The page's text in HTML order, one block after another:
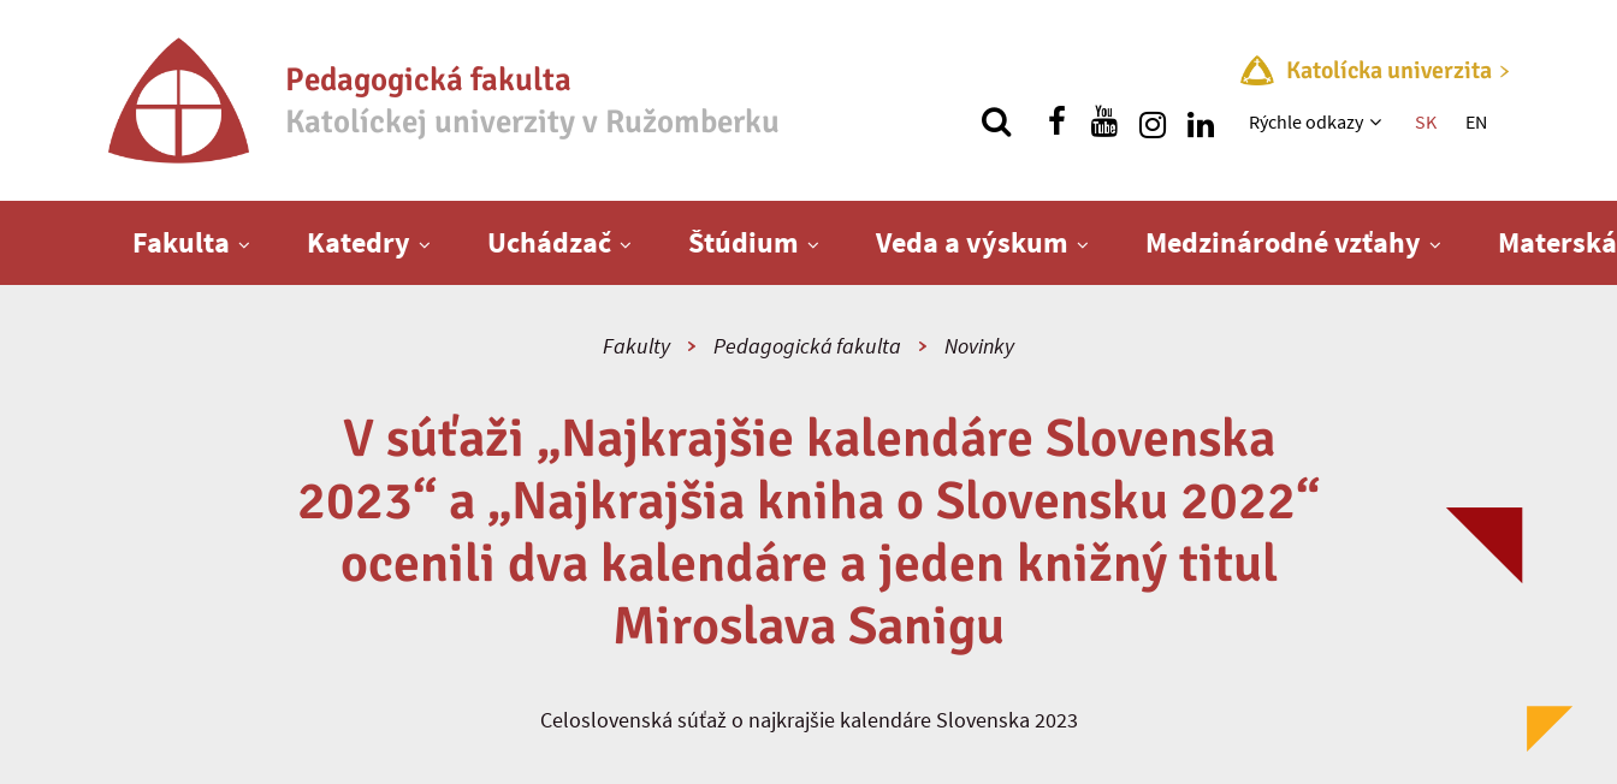
Pedagogická fakulta
Katolíckej univerzity v Ružomberku
Katolícka univerzita
Rýchle menu
Rýchle odkazy SK EN
Fakulta Katedry Uchádzač Štúdium Veda a výskum Medzinárodné vzťahy
Fakulty Pedagogická fakulta Novinky
V súťaži „Najkrajšie kalendáre Slovenska
2023“ a „Najkrajšia kniha o Slovensku 2022“
ocenili dva kalendáre a jeden knižný titul
Miroslava Sanigu
Celoslovenská súťaž o najkrajšie kalendáre Slovenska 2023